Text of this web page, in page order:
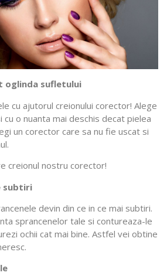
oglinda sufletului
cu ajutorul creionului corector! Alege
cu o nuanta mai deschis decat pielea
un corector care sa nu fie uscat si
creionul nostru corector!
subtiri
devin din ce in ce mai subtiri.
sprancenelor tale si contureaza-le
ochii cat mai bine. Astfel vei obtine